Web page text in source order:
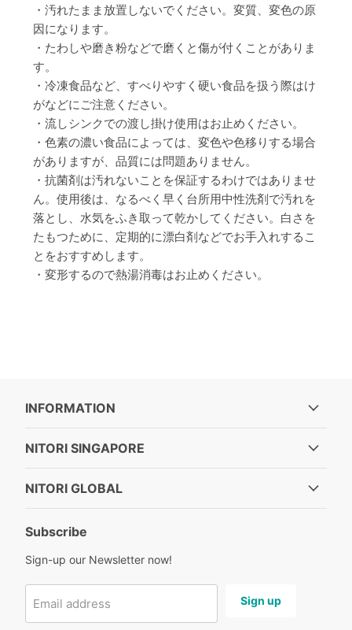
・汚れたまま放置しないでください。変質、変色の原
因になります。
・たわしや磨き粉などで磨くと傷が付くことがありま
す。
・冷凍食品など、すべりやすく硬い食品を扱う際はけ
がなどにご注意ください。
・流しシンクでの渡し掛け使用はお止めください。
・色素の濃い食品によっては、変色や色移りする場合
がありますが、品質には問題ありません。
・抗菌剤は汚れないことを保証するわけではありませ
ん。使用後は、なるべく早く台所用中性洗剤で汚れを
落とし、水気をふき取って乾かしてください。白さを
たもつために、定期的に漂白剤などでお手入れするこ
とをおすすめします。
・変形するので熱湯消毒はお止めください。
INFORMATION
NITORI SINGAPORE
NITORI GLOBAL
Subscribe
Sign-up our Newsletter now!
Email address Sign up